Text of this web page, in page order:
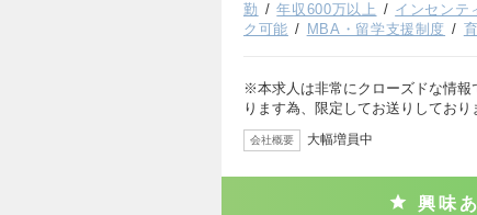
勤
年収600万以上 インセンテ
ク可能
MBA・留学支援制度
※本求人は非常にクローズドな情報
ります為、限定してお送りしてお
会社概要 大幅増員中
興味